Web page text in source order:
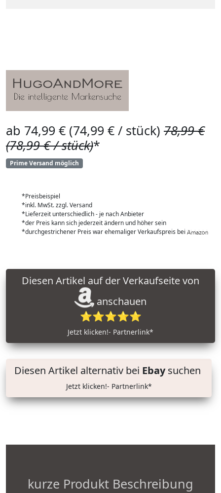
ab 74,99 € (74,99 € / stück) 78,99 €
(78,99 € / stück)*
Prime Versand möglich
*Preisbeispiel
*inkl. MwSt. zzgl. Versand
*Lieferzeit unterschiedlich - je nach Anbieter
*der Preis kann sich jederzeit ändern und höher sein
*durchgestrichener Preis war ehemaliger Verkaufspreis bei
anschauen
⭐⭐⭐⭐⭐
Jetzt klicken!- Partnerlink*
Diesen Artikel alternativ bei Ebaysuchen
Jetzt klicken!- Partnerlink*
kurze Produkt Beschreibung